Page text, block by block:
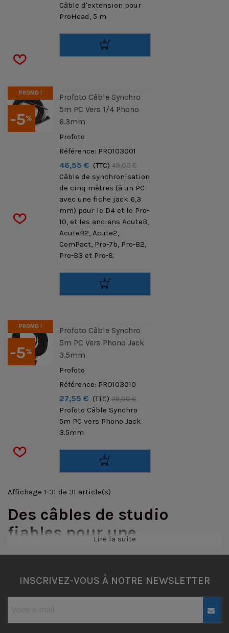
Câble d'extension pour
ProHead, 5 m
-5%
PROMO !
Profoto Câble Synchro
5m PC Vers 1/4 Phono
6.3mm
Profoto
Référence: PRO103001
46,55 € (TTC) 49,00 €
Câble de synchronisation
de cinq mètres (à un PC
avec une fiche jack 6,3
mm) pour le D4 et le Pro-
10, et les anciens AcuteB,
AcuteB2, Acute2,
ComPact, Pro-7b, Pro-B2,
Pro-B3 et Pro-8.
-5%
PROMO !
Profoto Câble Synchro
5m PC Vers Phono Jack
3.5mm
Profoto
Référence: PRO103010
27,55 € (TTC) 29,00 €
Profoto Câble Synchro
5m PC vers Phono Jack
3.5mm
Affichage 1-31 de 31 article(s)
Des câbles de studio
fiables pour une
connectivité optimale
studio fiableet de haute qualité pour assurer une
photographie et de la vidéographie professionnelle. C'est
pourquoi nous proposons une gamme complète de câbles
Lire la suite
INSCRIVEZ-VOUS À NOTRE NEWSLETTER